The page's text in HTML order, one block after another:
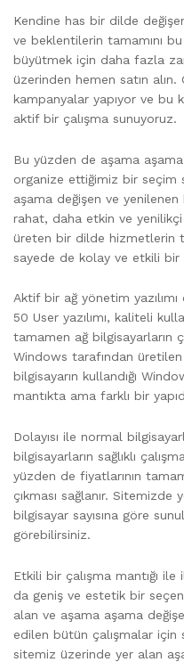
Kendine has bir dilde
ve beklentilerin tamamını
büyütmek için daha fazla
üzerinden hemen satın
kampanyalar yapıyor ve bu
aktif bir çalışma sunuyoruz.
Bu yüzden de aşama
organize ettiğimiz bir seçim
aşama değişen ve
rahat, daha etkin ve yenilikçi
üreten bir dilde hizmetlerin
sayede de kolay ve etkili bir
Aktif bir ağ yönetim
50 User yazılımı, kaliteli
tamamen ağ bilgisayarların
Windows tarafından
bilgisayarın kullandığı
mantıkta ama farklı bir
Dolayısı ile normal
bilgisayarların sağlıklı
yüzden de fiyatlarının
çıkması sağlanır. Sitemizde
bilgisayar sayısına göre
görebilirsiniz.
Etkili bir çalışma mantığı
da geniş ve estetik bir
alan ve aşama aşama
edilen bütün çalışmalar
sitemiz üzerinde yer alan